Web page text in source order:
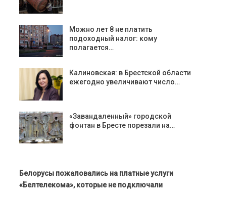
Можно лет 8 не платить
подоходный налог: кому
полагается…
Калиновская: в Брестской области
ежегодно увеличивают число…
«Завандаленный» городской
фонтан в Бресте порезали на…
Белорусы пожаловались на платные услуги
«Белтелекома», которые не подключали